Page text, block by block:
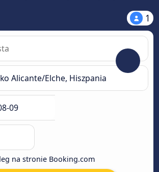
1
na stronie Booking.com